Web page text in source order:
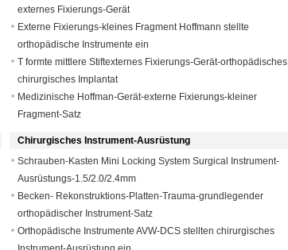
externes Fixierungs-Gerät
Externe Fixierungs-kleines Fragment Hoffmann stellte
orthopädische Instrumente ein
T formte mittlere Stiftexternes Fixierungs-Gerät-orthopädisches
chirurgisches Implantat
Medizinische Hoffman-Gerät-externe Fixierungs-kleiner
Fragment-Satz
Chirurgisches Instrument-Ausrüstung
Schrauben-Kasten Mini Locking System Surgical Instrument-
Ausrüstungs-1.5/2.0/2.4mm
Becken- Rekonstruktions-Platten-Trauma-grundlegender
orthopädischer Instrument-Satz
Orthopädische Instrumente AVW-DCS stellten chirurgisches